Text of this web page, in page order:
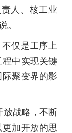
人、核工业
。
仅是工序上
中实现关键
聚变界的影
战略，不断
加开放的思